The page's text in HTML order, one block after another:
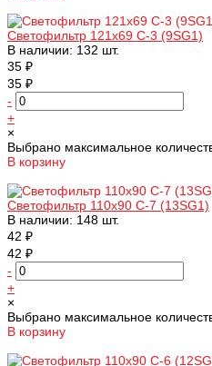
Светофильтр 121х69 С-3 (9SG1)
В наличии: 132 шт.
35 ₽
35 ₽
-
+
×
Выбрано максимальное
В корзину
Светофильтр 110х90 С-7 (13SG1)
В наличии: 148 шт.
42 ₽
42 ₽
-
+
×
Выбрано максимальное
В корзину